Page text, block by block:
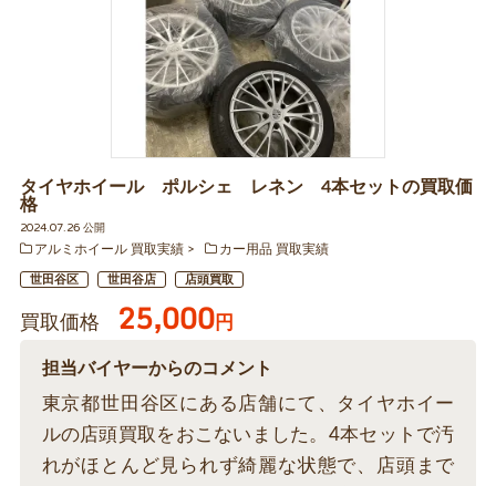
タイヤホイール ポルシェ レネン 4本セットの買取価
格
2024.07.26 公開
アルミホイール 買取実績
カー用品 買取実績
世田谷区 世田谷店 店頭買取
買取価格 25,000円
担当バイヤーからのコメント
東京都世田谷区にある店舗にて、タイヤホイー
ルの店頭買取をおこないました。4本セットで汚
れがほとんど見られず綺麗な状態で、店頭まで